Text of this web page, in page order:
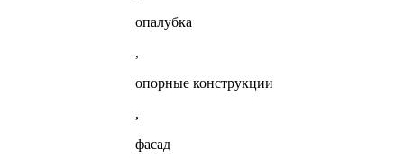
опалубка
,
опорные конструкции
,
фасад